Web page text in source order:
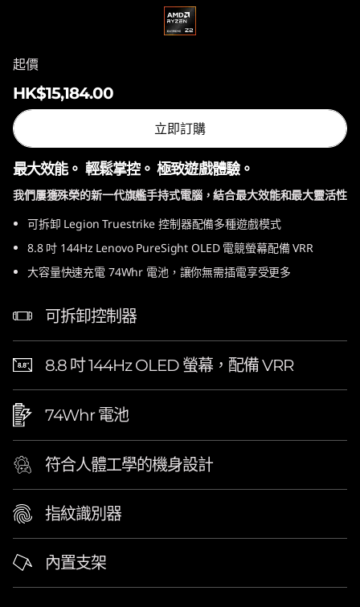
起價
HK$15,184.00
立即訂購
最大效能。 輕鬆掌控。 極致遊戲體驗。
我們屢獲殊榮的新一代旗艦手持式電腦，結合最大效能和最大靈活性
可拆卸 Legion Truestrike 控制器配備多種遊戲模式
8.8 吋 144Hz Lenovo PureSight OLED 電競螢幕配備 VRR
大容量快速充電 74Whr 電池，讓你無需插電享受更多
可拆卸控制器
8.8 吋 144Hz OLED 螢幕，配備 VRR
74Whr 電池
符合人體工學的機身設計
指紋識別器
內置支架